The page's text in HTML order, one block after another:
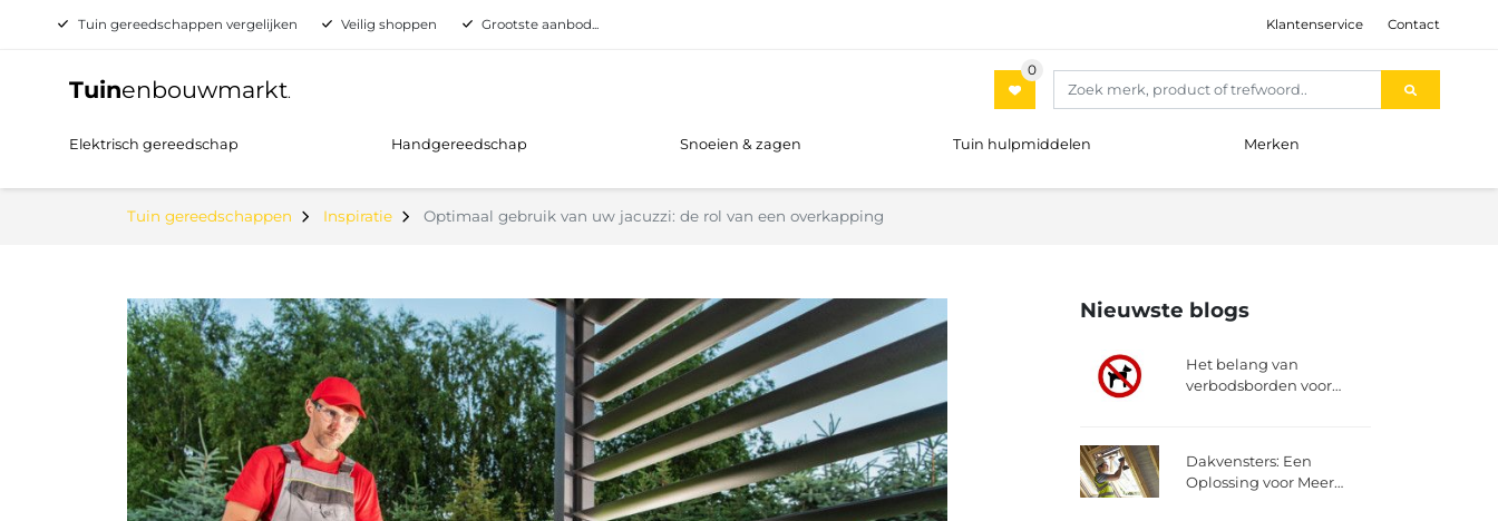
Tuin gereedschappen vergelijken Veilig shoppen Grootste aanbod... Klantenservice Contact
Tuinenbouwmarkt.
Elektrisch gereedschap Handgereedschap Snoeien & zagen Tuin hulpmiddelen Merken
Tuin gereedschappen Inspiratie Optimaal gebruik van uw jacuzzi: de rol van een overkapping
Nieuwste blogs
Het belang van
verbodsborden voor
Dakvensters: Een
Oplossing voor Meer